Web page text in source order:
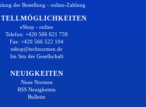
der Bestellung - online-Zahlung
eShop - online
Telefon: +420 566 621 759
Fax: +420 566 522 104
eshop@technormen.de
Im Sitz der Gesellschaft
NEUIGKEITEN
Neue Normen
RSS Neuigkeiten
Bulletin